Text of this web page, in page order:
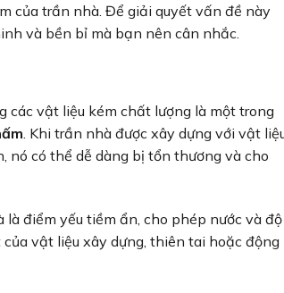
của trần nhà. Để giải quyết vấn đề này
và bền bỉ mà bạn nên cân nhắc.
các vật liệu kém chất lượng là một trong
. Khi trần nhà được xây dựng với vật
nó có thể dễ dàng bị tổn thương và cho
điểm yếu tiềm ẩn, cho phép nước và độ
vật liệu xây dựng, thiên tai hoặc động